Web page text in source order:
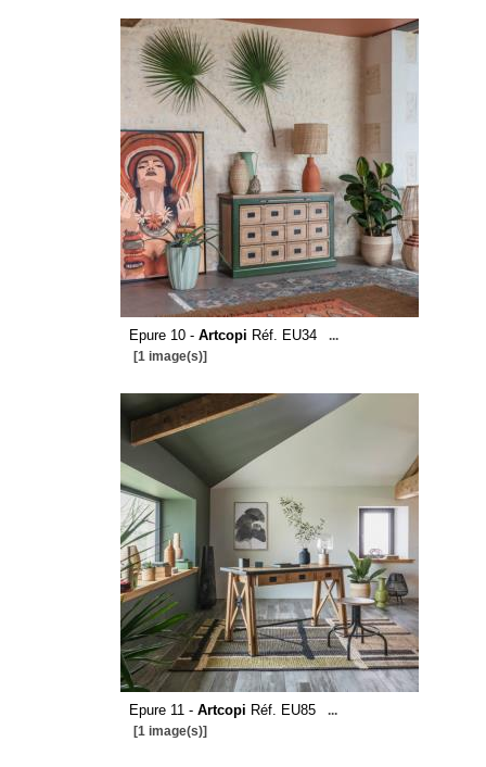
Epure 10 - Artcopi Réf. EU34
...
[1 image(s)]
Epure 11 - Artcopi Réf. EU85
...
[1 image(s)]